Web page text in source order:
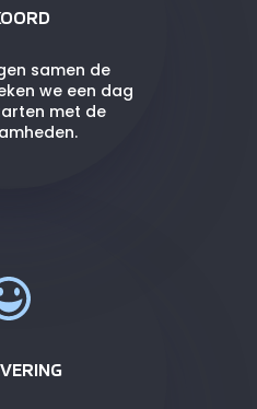
samen de
we een dag
met de